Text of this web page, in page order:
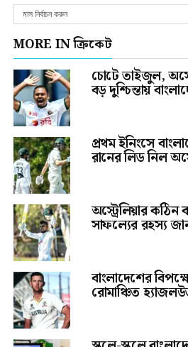
MORE IN ক্রিকেট
চোটে তাইজুল,
বড় দুশ্চিন্তায়
প্রথম ইনিংসে
রানের লিড নিল
অস্ট্রেলিয়ার কঠিন
সাফল্যের রহস্য
বাংলাদেশের
রোমাঞ্চিত